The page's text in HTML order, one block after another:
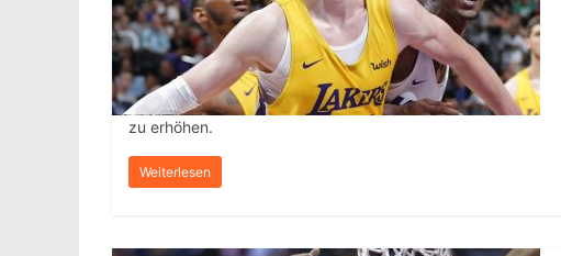
zu erhöhen.
Weiterlesen